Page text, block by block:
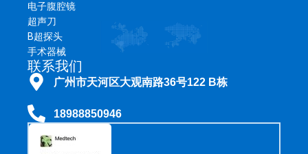
电子腹腔镜
超声刀
B超探头
手术器械
联系我们
广州市天河区大观南路36号122 B栋
18988850946